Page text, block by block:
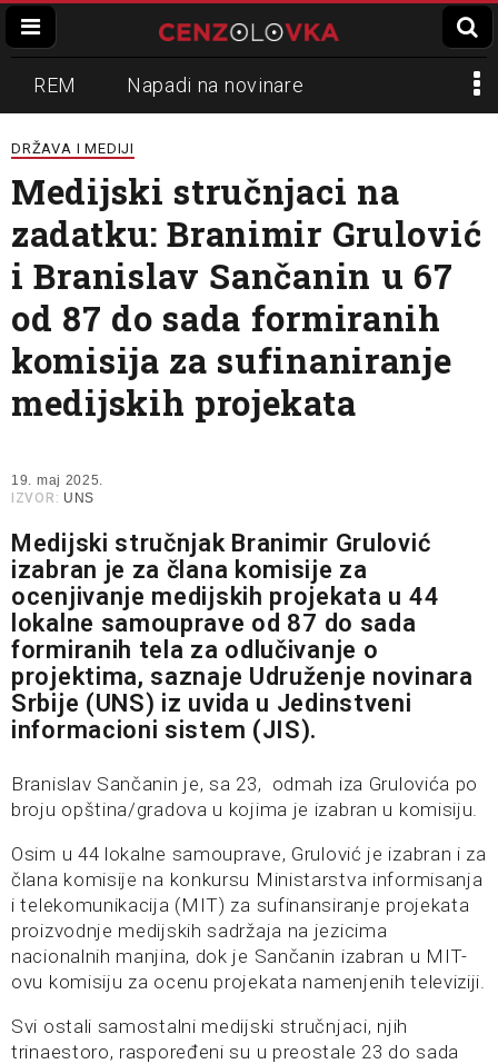
REM Napadi na novinare
Zvučni top
Propaganda Lokalni mediji
Informer Slavko Ćuruvija
DRŽAVA I MEDIJI
Medijski stručnjaci na
zadatku: Branimir Grulović
i Branislav Sančanin u 67
od 87 do sada formiranih
komisija za sufinaniranje
medijskih projekata
19. maj 2025.
IZVOR: UNS
Medijski stručnjak Branimir Grulović
izabran je za člana komisije za
ocenjivanje medijskih projekata u 44
lokalne samouprave od 87 do sada
formiranih tela za odlučivanje o
projektima, saznaje Udruženje novinara
Srbije (UNS) iz uvida u Jedinstveni
informacioni sistem (JIS).
Branislav Sančanin je, sa 23, odmah iza Grulovića po
broju opština/gradova u kojima je izabran u komisiju.
Osim u 44 lokalne samouprave, Grulović je izabran i za
člana komisije na konkursu Ministarstva informisanja
i telekomunikacija (MIT) za sufinansiranje projekata
proizvodnje medijskih sadržaja na jezicima
nacionalnih manjina, dok je Sančanin izabran u MIT-
ovu komisiju za ocenu projekata namenjenih televiziji.
Svi ostali samostalni medijski stručnjaci, njih
trinaestoro, raspoređeni su u preostale 23 do sada